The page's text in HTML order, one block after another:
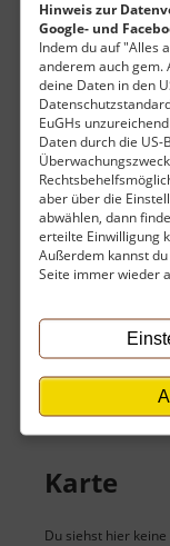
Hinweis zur
Google- und
Indem du auf "Alles
anderem auch gem.
deine Daten in den
EuGHs
Daten durch die
aber über die
abwählen, dann
erteilte Einwilligung
Außerdem kannst
Seite immer wieder
Um
hier
Eintritt
Der Eintritt ist
Keine Angaben
Karte
Du siehst hier